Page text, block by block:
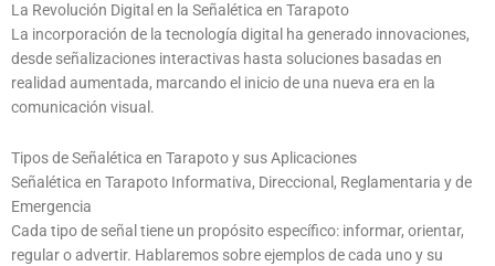
La Revolución Digital en la Señalética en Tarapoto
La incorporación de la tecnología digital ha generado innovaciones,
desde señalizaciones interactivas hasta soluciones basadas en
realidad aumentada, marcando el inicio de una nueva era en la
comunicación visual.
Tipos de Señalética en Tarapoto y sus Aplicaciones
Señalética en Tarapoto Informativa, Direccional, Reglamentaria y de
Emergencia
Cada tipo de señal tiene un propósito específico: informar, orientar,
regular o advertir. Hablaremos sobre ejemplos de cada uno y su